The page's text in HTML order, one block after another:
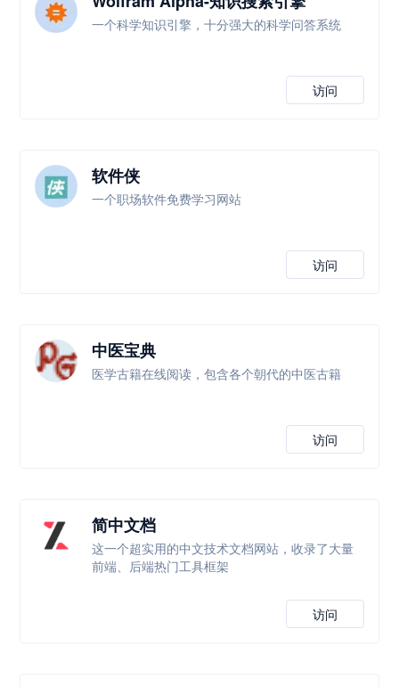
一个科学知识引擎，十分强大的科学问答系统
访问
软件侠
一个职场软件免费学习网站
访问
中医宝典
医学古籍在线阅读，包含各个朝代的中医古籍
访问
简中文档
这一个超实用的中文技术文档网站，收录了大量
前端、后端热门工具框架
访问